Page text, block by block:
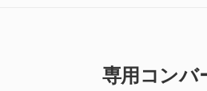
専用コンバ